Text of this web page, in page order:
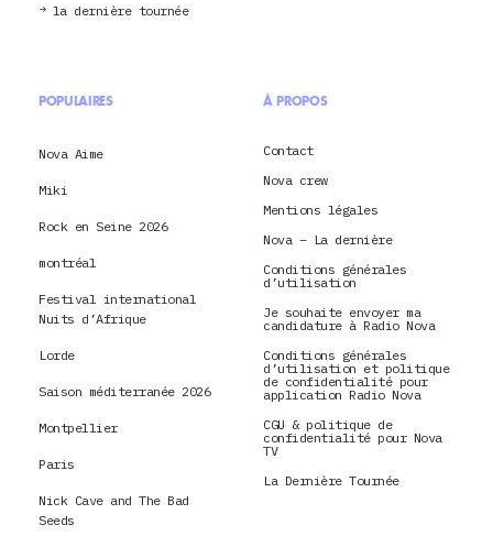
la dernière tournée
POPULAIRES
Nova Aime
Miki
Rock en Seine 2026
montréal
Festival international
Nuits d’Afrique
Lorde
Saison méditerranée 2026
Montpellier
Paris
Nick Cave and The Bad
Seeds
À PROPOS
Contact
Nova crew
Mentions légales
Nova – La dernière
Conditions générales
d’utilisation
Je souhaite envoyer ma
candidature à Radio Nova
Conditions générales
d’utilisation et politique
de confidentialité pour
application Radio Nova
CGU & politique de
confidentialité pour Nova
TV
La Dernière Tournée